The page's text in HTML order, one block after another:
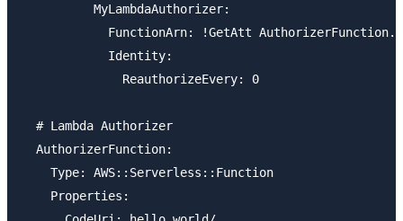
          MyLambdaAuthorizer:
FunctionArn: !GetAtt
            Identity:
              ReauthorizeEvery: 0
  # Lambda Authorizer
  AuthorizerFunction:
    Type: AWS::Serverless::Function
    Properties: